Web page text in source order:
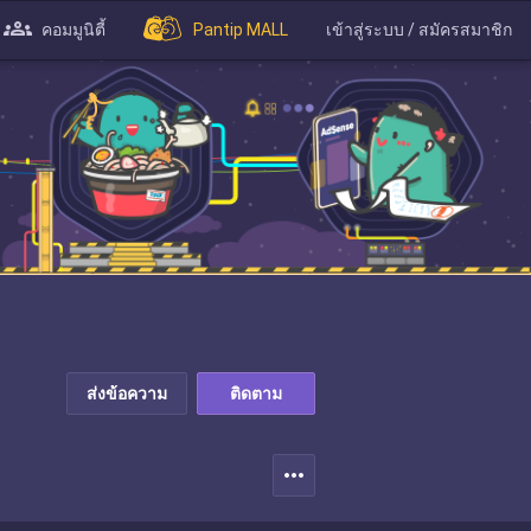
คอมมูนิตี้ Pantip MALL เข้าสู่ระบบ / สมัครสมาชิก
ส่งข้อความ ติดตาม
more_horiz